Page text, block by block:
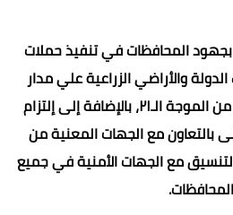
بجهود المحافظات في تنفيذ حملات
والأراضي الزراعية علي مدار
المرحلتين الأولى والثانية من الموجة الـ٢١، بالإضافة إلى إلتزام
بالتعاون مع الجهات المعنية من
مع الجهات الأمنية في جميع
المحافظات.